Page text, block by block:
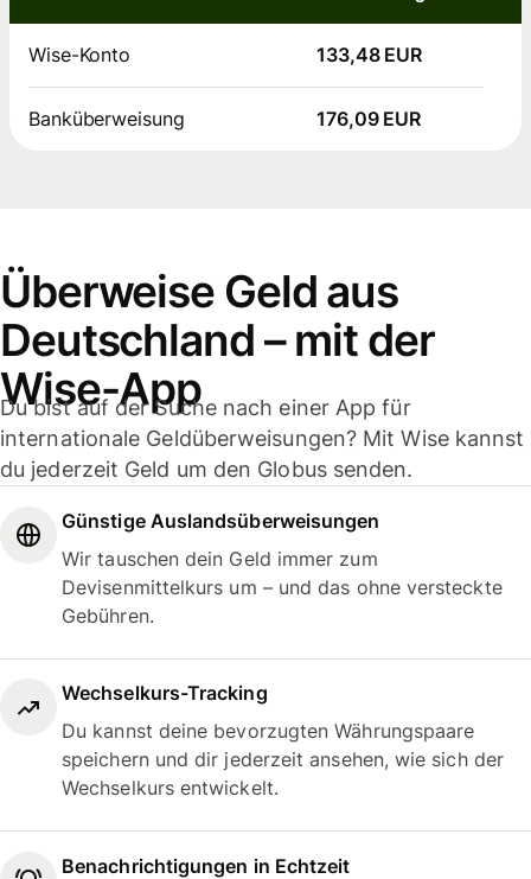
Wise-Konto 133,48 EUR
Banküberweisung 176,09 EUR
Überweise Geld aus
Deutschland – mit der
Wise-App
Du bist auf der Suche nach einer App für
internationale Geldüberweisungen? Mit Wise kannst
du jederzeit Geld um den Globus senden.
Günstige Auslandsüberweisungen
Wir tauschen dein Geld immer zum
Devisenmittelkurs um – und das ohne versteckte
Gebühren.
Wechselkurs-Tracking
Du kannst deine bevorzugten Währungspaare
speichern und dir jederzeit ansehen, wie sich der
Wechselkurs entwickelt.
Benachrichtigungen in Echtzeit